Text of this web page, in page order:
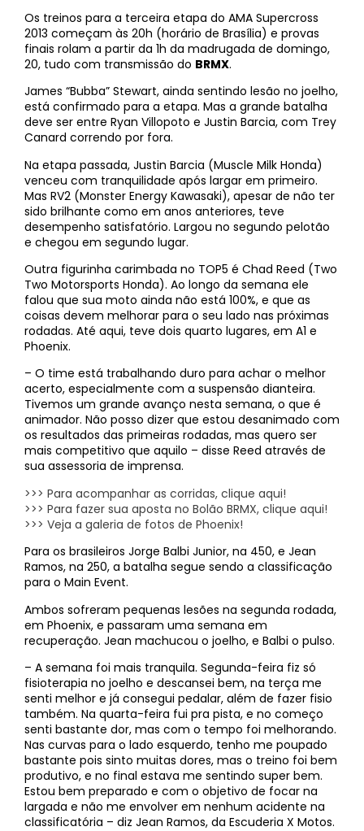
Os treinos para a terceira etapa do AMA Supercross
2013 começam às 20h (horário de Brasília) e provas
finais rolam a partir da 1h da madrugada de domingo,
20, tudo com transmissão do BRMX.
James “Bubba” Stewart, ainda sentindo lesão no joelho,
está confirmado para a etapa. Mas a grande batalha
deve ser entre Ryan Villopoto e Justin Barcia, com Trey
Canard correndo por fora.
Na etapa passada, Justin Barcia (Muscle Milk Honda)
venceu com tranquilidade após largar em primeiro.
Mas RV2 (Monster Energy Kawasaki), apesar de não ter
sido brilhante como em anos anteriores, teve
desempenho satisfatório. Largou no segundo pelotão
e chegou em segundo lugar.
Outra figurinha carimbada no TOP5 é Chad Reed (Two
Two Motorsports Honda). Ao longo da semana ele
falou que sua moto ainda não está 100%, e que as
coisas devem melhorar para o seu lado nas próximas
rodadas. Até aqui, teve dois quarto lugares, em A1 e
Phoenix.
– O time está trabalhando duro para achar o melhor
acerto, especialmente com a suspensão dianteira.
Tivemos um grande avanço nesta semana, o que é
animador. Não posso dizer que estou desanimado com
os resultados das primeiras rodadas, mas quero ser
mais competitivo que aquilo – disse Reed através de
sua assessoria de imprensa.
>>> Para acompanhar as corridas, clique aqui!
>>> Para fazer sua aposta no Bolão BRMX, clique aqui!
>>> Veja a galeria de fotos de Phoenix!
Para os brasileiros Jorge Balbi Junior, na 450, e Jean
Ramos, na 250, a batalha segue sendo a classificação
para o Main Event.
Ambos sofreram pequenas lesões na segunda rodada,
em Phoenix, e passaram uma semana em
recuperação. Jean machucou o joelho, e Balbi o pulso.
– A semana foi mais tranquila. Segunda-feira fiz só
fisioterapia no joelho e descansei bem, na terça me
senti melhor e já consegui pedalar, além de fazer fisio
também. Na quarta-feira fui pra pista, e no começo
senti bastante dor, mas com o tempo foi melhorando.
Nas curvas para o lado esquerdo, tenho me poupado
bastante pois sinto muitas dores, mas o treino foi bem
produtivo, e no final estava me sentindo super bem.
Estou bem preparado e com o objetivo de focar na
largada e não me envolver em nenhum acidente na
classificatória – diz Jean Ramos, da Escuderia X Motos.